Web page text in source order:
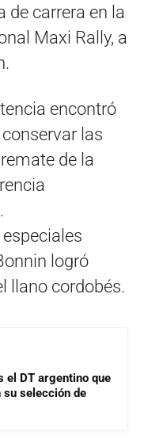
de carrera en la
Maxi Rally, a
encontró
las
de la
logró
llano cordobés.
el DT argentino que
selección de